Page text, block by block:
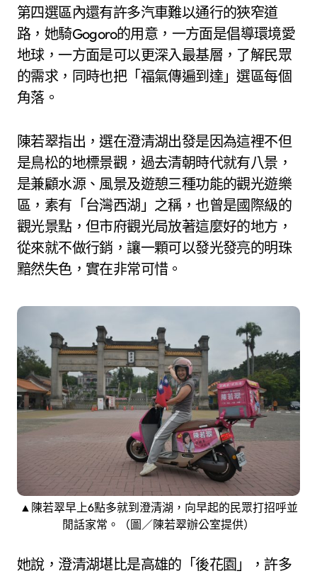
第四選區內還有許多汽車難以通行的狹窄道
路，她騎Gogoro的用意，一方面是倡導環境愛
地球，一方面是可以更深入最基層，了解民眾
的需求，同時也把「福氣傳遍到達」選區每個
角落。
陳若翠指出，選在澄清湖出發是因為這裡不但
是鳥松的地標景觀，過去清朝時代就有八景，
是兼顧水源、風景及遊憩三種功能的觀光遊樂
區，素有「台灣西湖」之稱，也曾是國際級的
觀光景點，但市府觀光局放著這麼好的地方，
從來就不做行銷，讓一顆可以發光發亮的明珠
黯然失色，實在非常可惜。
▲陳若翠早上6點多就到澄清湖，向早起的民眾打招呼並
閒話家常。（圖／陳若翠辦公室提供）
她說，澄清湖堪比是高雄的「後花園」，許多